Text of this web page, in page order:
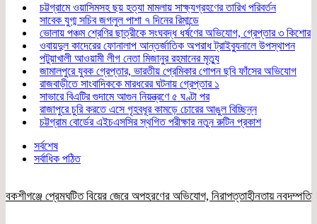
চট্টগ্রামে ওয়াসিমসহ ছয় হত্যা মামলায় সাক্ষ্যগ্রহণের তারিখ পরিবর্তন
সাবেক যুগ্ম সচিব জগলুল পাশা ৭ দিনের রিমান্ডে
ভোলায় পঞ্চম শ্রেণির ছাত্রীকে সংঘবদ্ধ ধর্ষণের অভিযোগ, গ্রেপ্তার ৩ কিশোর
ওবায়দুল কাদেরের ফোনালাপ আন্তর্জাতিক অপরাধ ট্রাইব্যুনালে উপস্থাপন
পটুয়াখালী আওয়ামী লীগ নেতা মিজানুর রহমানের মৃত্যু
জামালপুরে যুবক গ্রেপ্তার, ভারতীয় প্রেমিকার গোপন ছবি ফাঁসের অভিযোগ
রাজবাড়ীতে সাংবাদিককে মারধরের ঘটনায় গ্রেপ্তার ১
সাভারে বিএটির গুদামে আগুন নিয়ন্ত্রণে ৫ ঘণ্টা পর
রাজাপুরে চুরি করতে এসে গৃহবধূর কামড়ে চোরের আঙুল বিচ্ছিন্ন
চট্টগ্রাম বোর্ডের এইচএসসির স্থগিত পরীক্ষার নতুন রুটিন প্রকাশ
সর্বশেষ
সর্বাধিক পঠিত
বকশীগঞ্জে প্রেমঘটিত বিয়ের জেরে অপহরণের অভিযোগ, নিরাপত্তাহীনতায় নবদম্পতি